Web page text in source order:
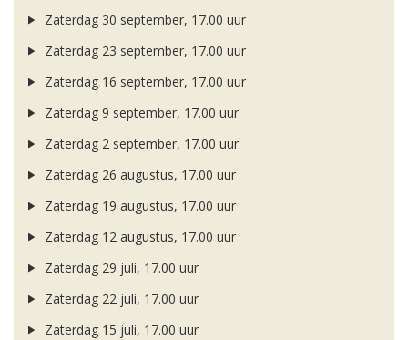
Zaterdag 30 september, 17.00 uur
Zaterdag 23 september, 17.00 uur
Zaterdag 16 september, 17.00 uur
Zaterdag 9 september, 17.00 uur
Zaterdag 2 september, 17.00 uur
Zaterdag 26 augustus, 17.00 uur
Zaterdag 19 augustus, 17.00 uur
Zaterdag 12 augustus, 17.00 uur
Zaterdag 29 juli, 17.00 uur
Zaterdag 22 juli, 17.00 uur
Zaterdag 15 juli, 17.00 uur